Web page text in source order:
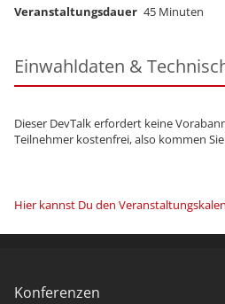
Veranstaltungsdauer 45 Minuten
Einwahldaten &
Dieser DevTalk erfordert keine
Teilnehmer kostenfrei, also kommen
Hier kannst Du den
Konferenzen